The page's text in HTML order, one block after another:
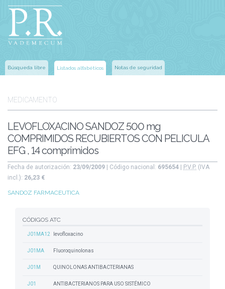
Búsqueda libre Listados alfabéticos Notas de seguridad
MEDICAMENTO
LEVOFLOXACINO SANDOZ 500 mg
COMPRIMIDOS RECUBIERTOS CON PELICULA
EFG , 14 comprimidos
Fecha de autorización: 23/09/2009 | Código nacional: 695654 P.V.P. (IVA
incl.): 26,23 €
SANDOZ FARMACEUTICA
CÓDIGOS ATC
J01MA12 levofloxacino
J01MA Fluoroquinolonas
J01M QUINOLONAS ANTIBACTERIANAS
J01 ANTIBACTERIANOS PARA USO SISTÉMICO